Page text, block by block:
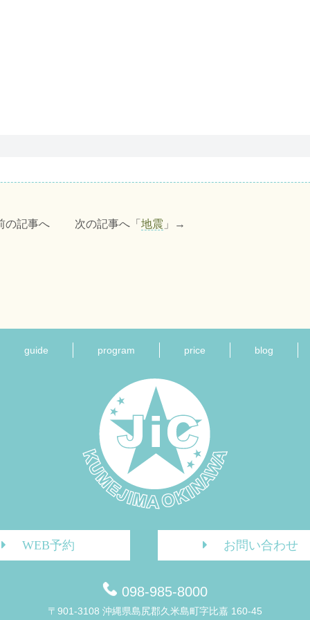
の記事へ 次の記事へ「 地震 」→
guide program price blog
WEB予約 お問い合わせ
098-985-8000
〒901-3108 沖縄県島尻郡久米島町字比嘉 160-45